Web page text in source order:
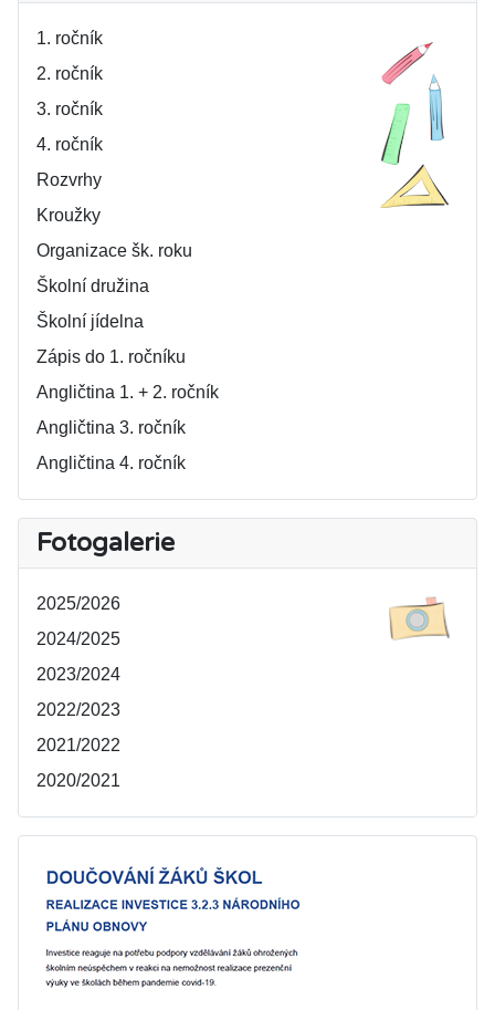
1. ročník
2. ročník
3. ročník
4. ročník
Rozvrhy
Kroužky
Organizace šk. roku
Školní družina
Školní jídelna
Zápis do 1. ročníku
Angličtina 1. + 2. ročník
Angličtina 3. ročník
Angličtina 4. ročník
Fotogalerie
2025/2026
2024/2025
2023/2024
2022/2023
2021/2022
2020/2021